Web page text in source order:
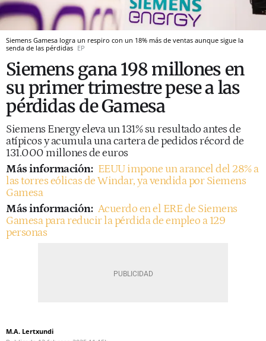
Siemens Gamesa logra un respiro con un 18% más de ventas aunque sigue la
senda de las pérdidas EP
Siemens gana 198 millones en
su primer trimestre pese a las
pérdidas de Gamesa
Siemens Energy eleva un 131% su resultado antes de
atípicos y acumula una cartera de pedidos récord de
131.000 millones de euros
Más información: EEUU impone un arancel del 28% a
las torres eólicas de Windar, ya vendida por Siemens
Gamesa
Más información: Acuerdo en el ERE de Siemens
Gamesa para reducir la pérdida de empleo a 129
personas
M.A. Lertxundi